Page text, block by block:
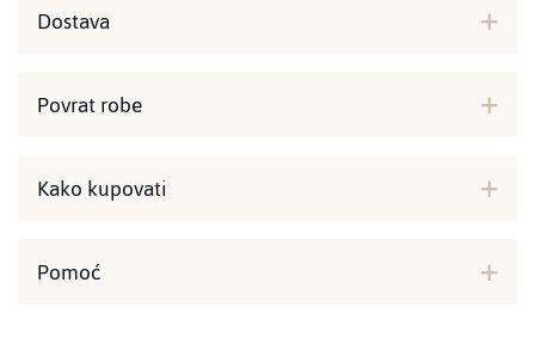
Dostava
Povrat robe
Kako kupovati
Pomoć